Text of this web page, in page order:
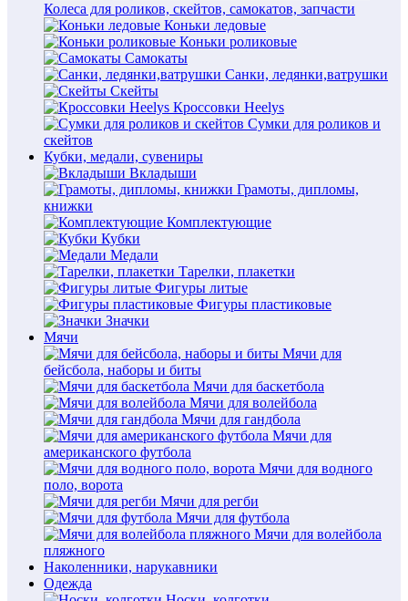
Колеса для роликов, скейтов, самокатов, запчасти
Коньки ледовые
Коньки роликовые
Самокаты
Санки, ледянки,ватрушки
Скейты
Кроссовки Heelys
Сумки для роликов и
скейтов
Кубки, медали, сувениры
Вкладыши
Грамоты, дипломы,
книжки
Комплектующие
Кубки
Медали
Тарелки, плакетки
Фигуры литые
Фигуры пластиковые
Значки
Мячи
Мячи для
бейсбола, наборы и биты
Мячи для баскетбола
Мячи для волейбола
Мячи для гандбола
Мячи для
американского футбола
Мячи для водного
поло, ворота
Мячи для регби
Мячи для футбола
Мячи для волейбола
пляжного
Наколенники, нарукавники
Одежда